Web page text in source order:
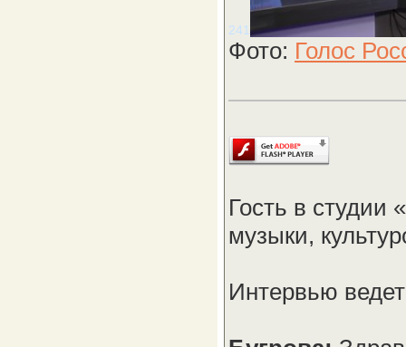
241
Фото: Голос
Гость в студии
музыки,
Интервью